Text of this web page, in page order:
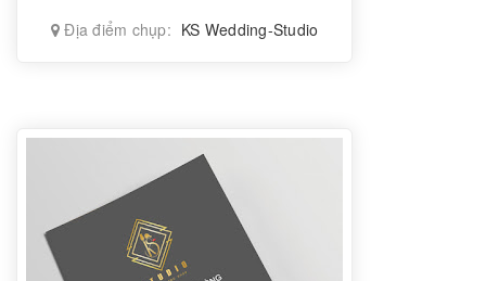
Địa điểm chụp: KS Wedding-Studio